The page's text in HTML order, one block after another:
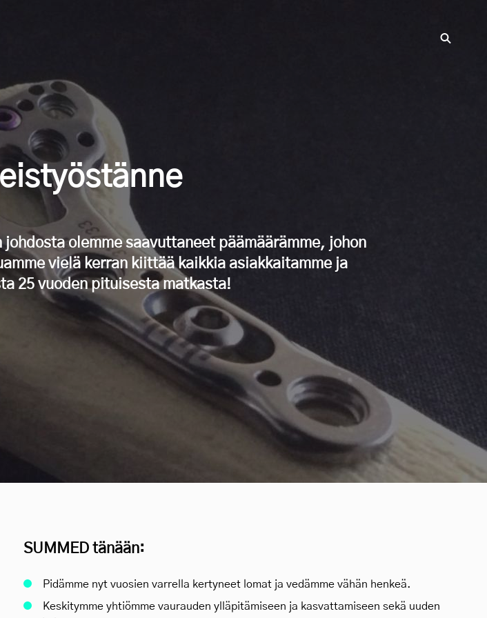
olemme saavuttaneet päämäärämme, johon
vielä kerran kiittää kaikkia asiakkaitamme ja
25 vuoden pituisesta matkasta!
SUMMED tänään:
Pidämme nyt vuosien varrella kertyneet lomat ja vedämme vähän henkeä.
Keskitymme yhtiömme vaurauden ylläpitämiseen ja kasvattamiseen sekä uuden